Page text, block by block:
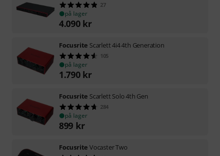
27
på lager
4.090 kr
Focusrite Scarlett 4i4 4th Generation
105
på lager
1.790 kr
Focusrite Scarlett Solo 4th Gen
284
på lager
899 kr
Focusrite Vocaster Two